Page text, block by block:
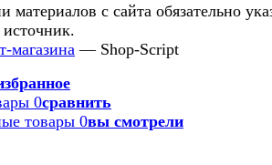
материалов с сайта обязательно
магазина — Shop-Script
0сравнить
товары 0вы смотрели